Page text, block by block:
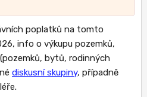
poplatků na tomto
info o výkupu pozemků,
bytů, rodinných
diskusní skupiny, případně